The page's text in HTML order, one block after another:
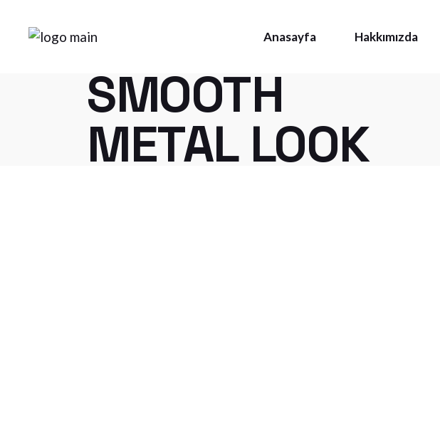
content
Anasayfa Hakkımızda
SMOOTH
METAL LOOK